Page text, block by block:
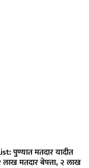
पुण्यात मतदार यादीत
लाख मतदार बेपत्ता, २ लाख